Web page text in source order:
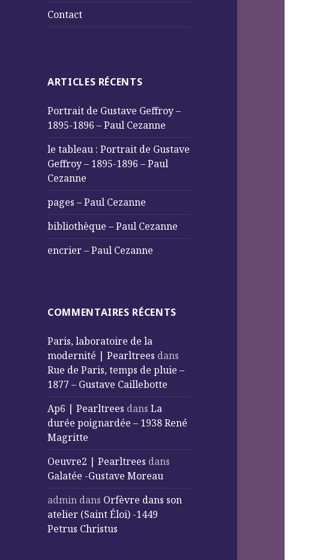
Contact
ARTICLES RÉCENTS
Portrait de Gustave Geffroy –
1895-1896 – Paul Cezanne
le tableau : Portrait de Gustave
Geffroy – 1895-1896 – Paul
Cezanne
pages – Paul Cezanne
bibliothèque – Paul Cezanne
encrier – Paul Cezanne
COMMENTAIRES RÉCENTS
Paris, laboratoire de la
modernité | Pearltrees dans
Rue de Paris, temps de pluie –
1877 – Gustave Caillebotte
Ap6 | Pearltrees dansLa
durée poignardée – 1938 René
Magritte
Oeuvre2 | Pearltrees dans
Galatée -Gustave Moreau
admin dans Orfèvre dans son
atelier (Saint Éloi) -1449
Petrus Christus